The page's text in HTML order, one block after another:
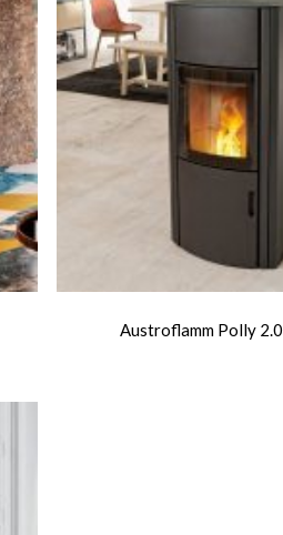
Austroflamm Polly 2.0